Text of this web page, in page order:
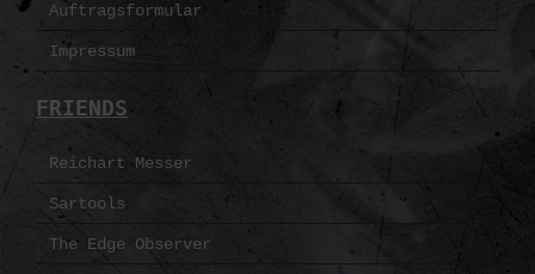
Auftragsformular
Impressum
FRIENDS
Reichart Messer
Sartools
The Edge Observer